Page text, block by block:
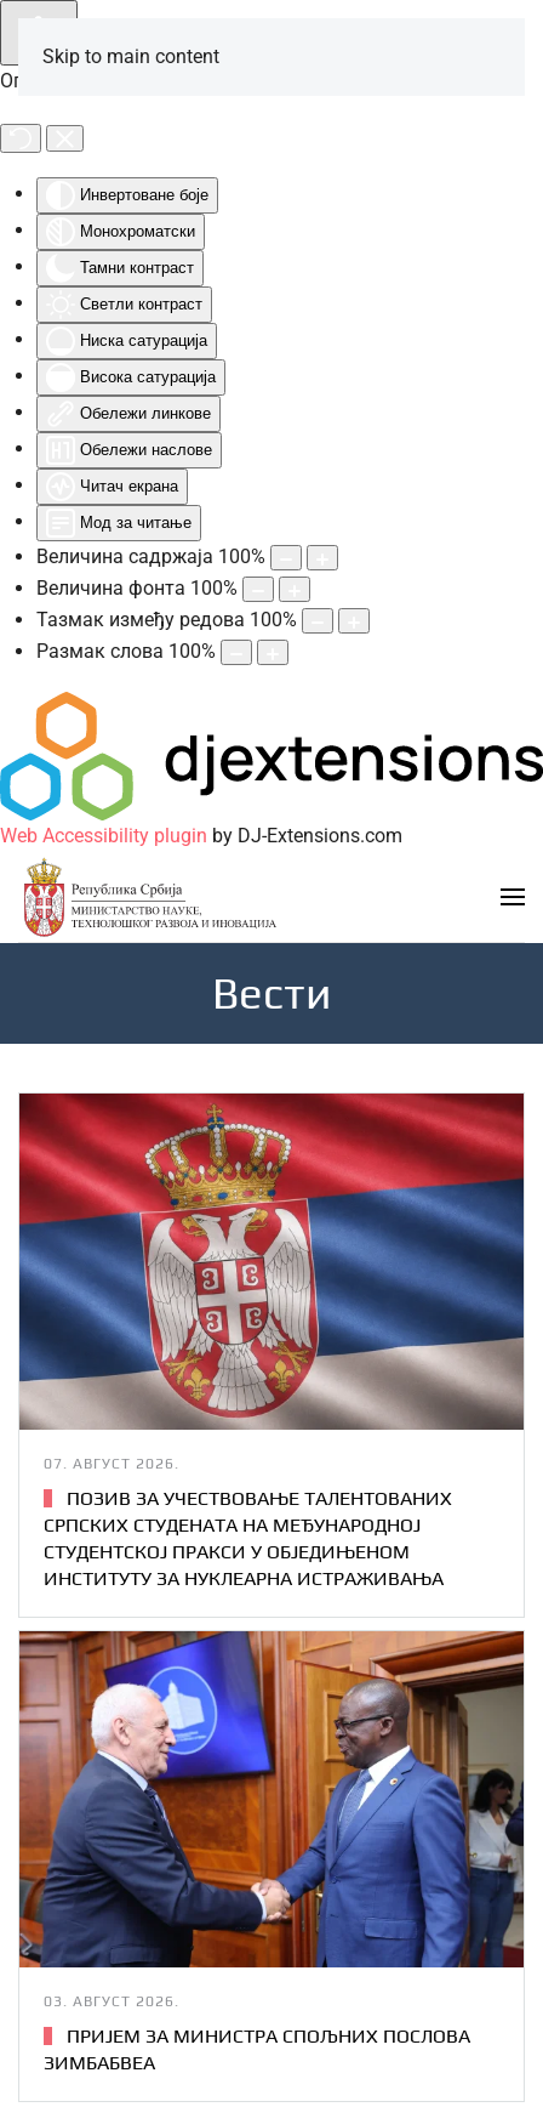
Опције за особе са инвалидитетом
Инвертоване боје
Монохроматски
Тамни контраст
Светли контраст
Ниска сатурација
Висока сатурација
Обележи линкове
Обележи наслове
Читач екрана
Мод за читање
Величина садржаја 100%
Величина фонта 100%
Тазмак између редова 100%
Размак слова 100%
Web Accessibility plugin by DJ-Extensions.com
Skip to main content
Вести
07. АВГУСТ 2026.
ПОЗИВ ЗА УЧЕСТВОВАЊЕ ТАЛЕНТОВАНИХ
СРПСКИХ СТУДЕНАТА НА МЕЂУНАРОДНОЈ
СТУДЕНТСКОЈ ПРАКСИ У ОБЈЕДИЊЕНОМ
ИНСТИТУТУ ЗА НУКЛЕАРНА ИСТРАЖИВАЊА
03. АВГУСТ 2026.
ПРИЈЕМ ЗА МИНИСТРА СПОЉНИХ ПОСЛОВА
ЗИМБАБВЕА